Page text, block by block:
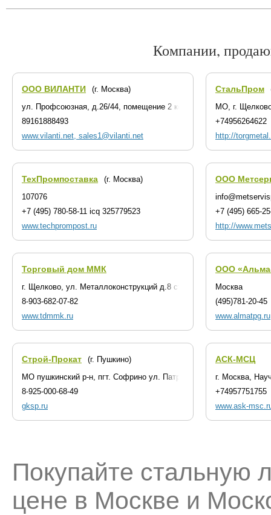
Компании,
ООО ВИЛАНТИ
(г. Москва)
ул. Профсоюзная, д.26/44, помещение 2 комната 1
89161888493
www.vilanti.net, sales1@vilanti.net
СтальПром
МО, г.
+74956264622
http://
ТехПромпоставка
(г. Москва)
107076
+7 (495) 780-58-11 icq 325779523
www.techprompost.ru
OOO
+7 (495) 665-
http://
Торговый дом ММК
г. Щелково, ул. Металлоконструкций д.8 стр.1
8-903-682-07-82
www.tdmmk.ru
ООО
Москва
(495)781-20-45
www.almatpg.ru
Строй-Прокат
(г. Пушкино)
МО пушкинский р-н, пгт. Софрино ул. Патриарха Пимена д. 25 А
8-925-000-68-49
gksp.ru
АСК-МСЦ
г. Москва,
+74957751755
www.ask-
Покупайте стальную
цене в Москве и